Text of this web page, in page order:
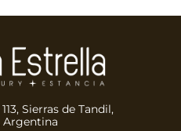
Sierras de Tandil,
Argentina